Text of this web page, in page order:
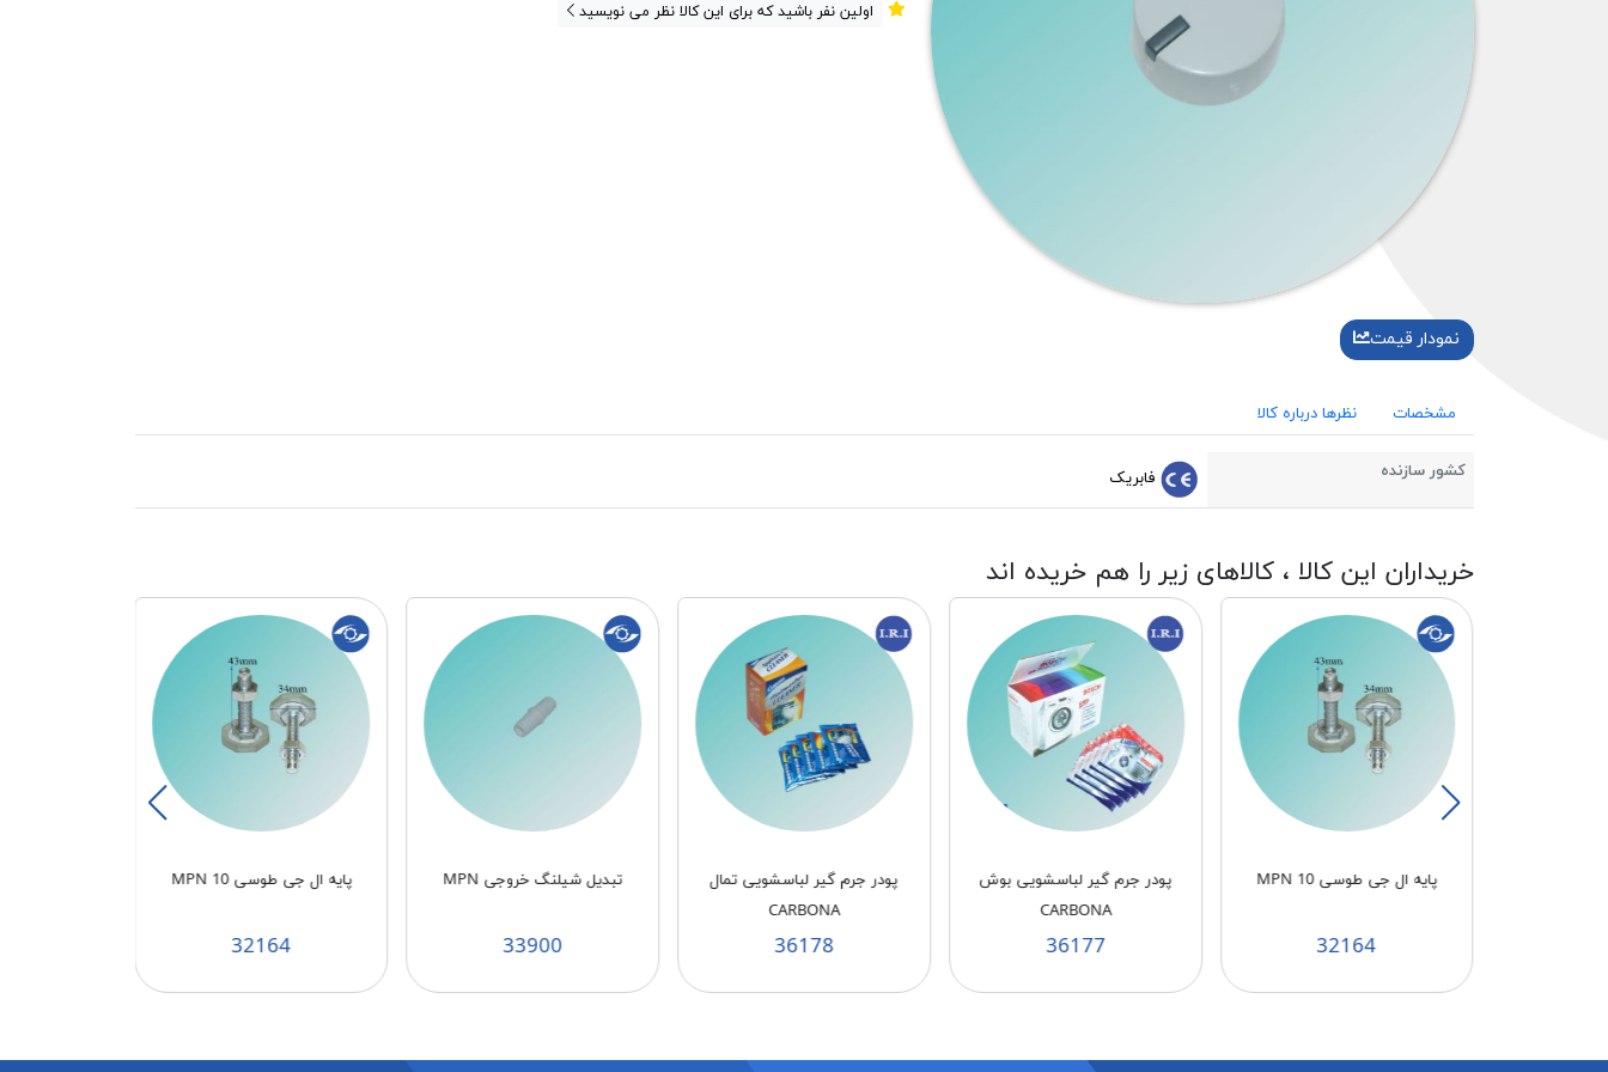
نمودار قیمت
اولین نفر باشید که برای این کالا نظر می نویسید
مشخصات نظرها درباره کالا
کشور سازنده فابریک
خریداران این کالا ، کالاهای زیر را هم خریده اند
پايه ال جی طوسی MPN 10
32164
پودر جرم گیر لباسشویی بوش
CARBONA
36177
پودر جرم گیر لباسشویی تمال
CARBONA
36178
تبدیل شیلنگ خروجی MPN
33900
پايه ال جی طوسی MPN 10
32164